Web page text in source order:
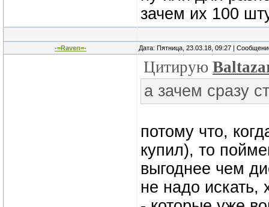
зачем их 100
-=Raven=- Дата: Пятница, 23.03.18, 09:27 |
Цитирую
а зачем сразу
потому что,
купил), то
выгоднее чем
не надо искать,